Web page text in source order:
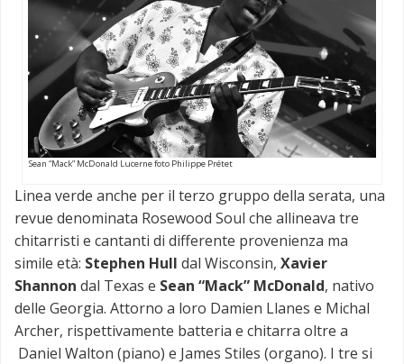
Sean “Mack” McDonald Lucerne foto Philippe Prétet
Linea verde anche per il terzo gruppo della serata, una
revue denominata Rosewood Soul che allineava tre
chitarristi e cantanti di differente provenienza ma
simile età: Stephen Hull dal Wisconsin, Xavier
Shannon dal Texas e Sean “Mack” McDonald, nativo
delle Georgia. Attorno a loro Damien Llanes e Michal
Archer, rispettivamente batteria e chitarra oltre a
Daniel Walton (piano) e James Stiles (organo). I tre si